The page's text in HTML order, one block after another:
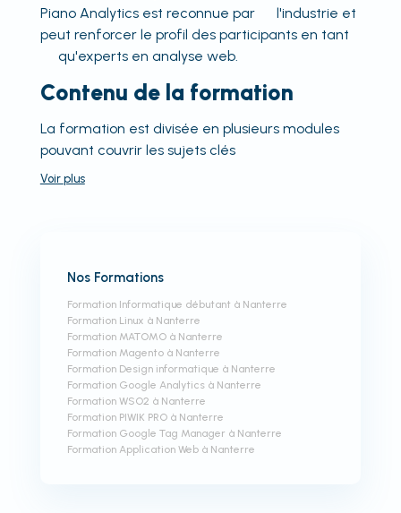
Piano Analytics est reconnue par l'industrie et
peut renforcer le profil des participants en tant
qu'experts en analyse web.
Contenu de la formation
La formation est divisée en plusieurs modules
pouvant couvrir les sujets clés
Voir plus
Nos Formations
Formation Informatique débutant à Nanterre
Formation Linux à Nanterre
Formation MATOMO à Nanterre
Formation Magento à Nanterre
Formation Design informatique à Nanterre
Formation Google Analytics à Nanterre
Formation WSO2 à Nanterre
Formation PIWIK PRO à Nanterre
Formation Google Tag Manager à Nanterre
Formation Application Web à Nanterre